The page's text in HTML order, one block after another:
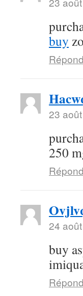
buy
23
250
24
buy